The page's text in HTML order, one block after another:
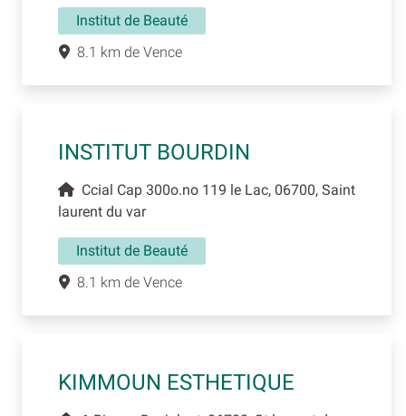
Institut de Beauté
8.1 km de Vence
INSTITUT BOURDIN
Ccial Cap 300o.no 119 le Lac, 06700, Saint
laurent du var
Institut de Beauté
8.1 km de Vence
KIMMOUN ESTHETIQUE